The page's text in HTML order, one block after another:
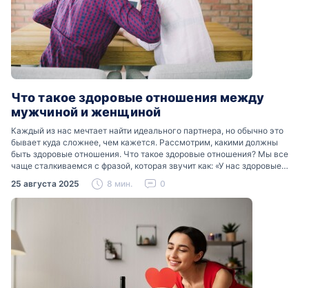
Что такое здоровые отношения между
мужчиной и женщиной
Каждый из нас мечтает найти идеального партнера, но обычно это
бывает куда сложнее, чем кажется. Рассмотрим, какими должны
быть здоровые отношения. Что такое здоровые отношения? Мы все
чаще сталкиваемся с фразой, которая звучит как: «У нас здоровые
отношения». Что именно подразумевается…
25 августа 2025 8 мин. 0